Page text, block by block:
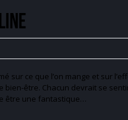
sur ce que l’on mange et sur
être. Chacun devrait se
être une fantastique…